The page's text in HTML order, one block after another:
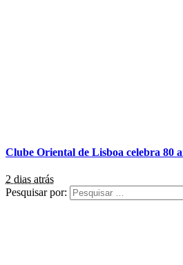
Clube Oriental de Lisboa celebra 80
2 dias atrás
Pesquisar por: